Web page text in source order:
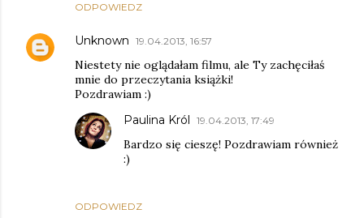
ODPOWIEDZ
Unknown 19.04.2013, 16:57
Niestety nie oglądałam filmu, ale Ty zachęciłaś
mnie do przeczytania książki!
Pozdrawiam :)
ODPOWIEDZ
Paulina Król 19.04.2013, 17:49
Bardzo się cieszę! Pozdrawiam również
:)